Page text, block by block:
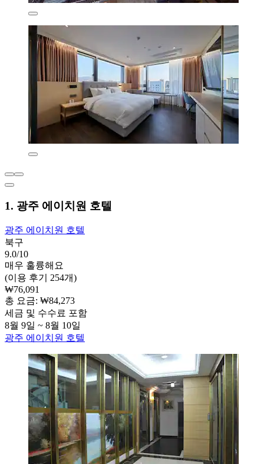
1. 광주 에이치원 호텔
광주 에이치원 호텔
북구
9.0/10
매우 훌륭해요
(이용 후기 254개)
₩76,091
총 요금: ₩84,273
세금 및 수수료 포함
8월 9일 ~ 8월 10일
광주 에이치원 호텔